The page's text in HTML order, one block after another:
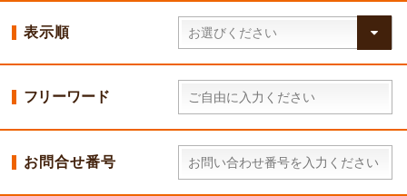
表示順
フリーワード
お問合せ番号